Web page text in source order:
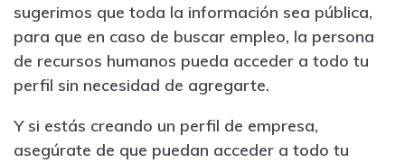
sugerimos que toda la información sea pública,
para que en caso de buscar empleo, la persona
de recursos humanos pueda acceder a todo tu
perfil sin necesidad de agregarte.
Y si estás creando un perfil de empresa,
asegúrate de que puedan acceder a todo tu